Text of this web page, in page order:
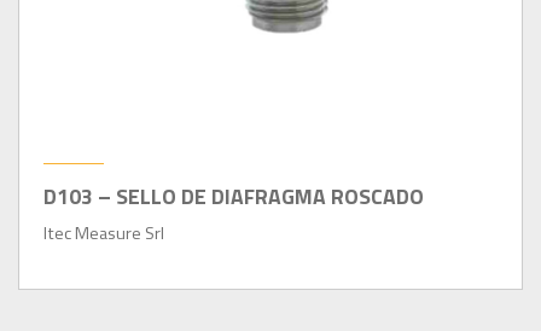
D103 – SELLO DE DIAFRAGMA ROSCADO
Itec Measure Srl